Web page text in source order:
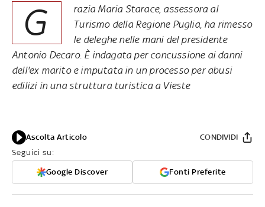
G
razia Maria Starace, assessora al
Turismo della Regione Puglia, ha rimesso
le deleghe nelle mani del presidente
Antonio Decaro. È indagata per concussione ai danni
dell'ex marito e imputata in un processo per abusi
edilizi in una struttura turistica a Vieste
Ascolta Articolo
Seguici su:
Google Discover Fonti Preferite
CONDIVIDI